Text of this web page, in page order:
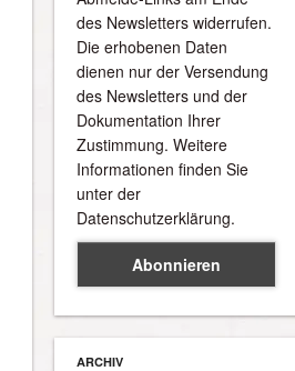
des Newsletters widerrufen.
Die erhobenen Daten
dienen nur der Versendung
des Newsletters und der
Dokumentation Ihrer
Zustimmung. Weitere
Informationen finden Sie
unter der
Datenschutzerklärung.
ARCHIV